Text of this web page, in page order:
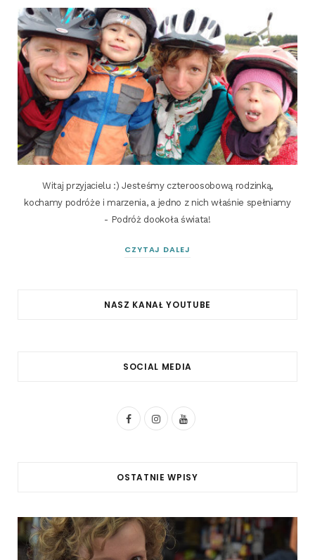
Witaj przyjacielu :) Jesteśmy czteroosobową rodzinką,
kochamy podróże i marzenia, a jedno z nich właśnie spełniamy
- Podróż dookoła świata!
CZYTAJ DALEJ
NASZ KANAŁ YOUTUBE
SOCIAL MEDIA
F
b
o
I
a
g
Y
u
OSTATNIE WPISY